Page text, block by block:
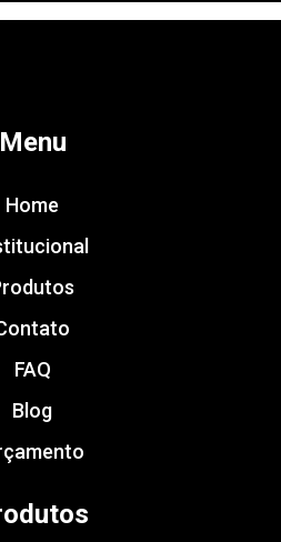
Menu
Home
FAQ
Blog